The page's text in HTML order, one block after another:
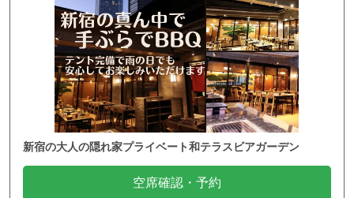
新宿の大人の隠れ家プライベート和テラスビアガーデン
空席確認・予約